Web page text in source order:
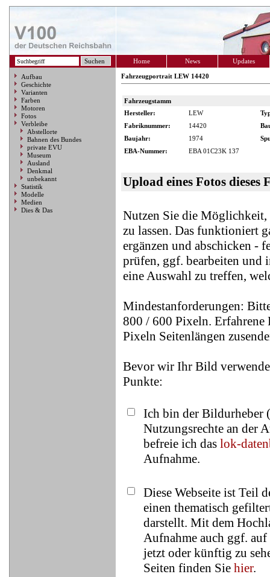
Home News Updates
Aufbau
Geschichte
Varianten
Farben
Motoren
Fotos
Verbleibe
Abstellorte
Bahnen des Bundes
private EVU
Museum
Ausland
Denkmal
unbekannt
Statistik
Modelle
Medien
Dies & Das
Fahrzeugportrait LEW 14420
Fahrzeugstamm
Hersteller:
LEW
Fabriknummer:
14420
Baujahr:
1974
EBA-Nummer:
EBA 01C23K 137
Upload eines Fotos dieses
Nutzen Sie die
zu lassen. Das funktioniert
ergänzen und abschicken -
prüfen, ggf. bearbeiten und
eine Auswahl zu treffen,
Mindestanforderungen:
800 / 600 Pixeln.
Pixeln Seitenlängen
Bevor wir Ihr Bild
Punkte:
Ich bin der Bildurheber
Nutzungsrechte an der
befreie ich das lok-
Aufnahme.
Diese Webseite ist Teil
einen thematisch
darstellt. Mit dem
Aufnahme auch ggf.
jetzt oder künftig zu
Seiten finden Sie hier.